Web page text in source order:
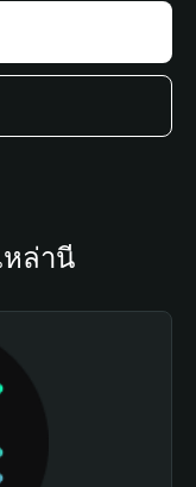
ล่านี้